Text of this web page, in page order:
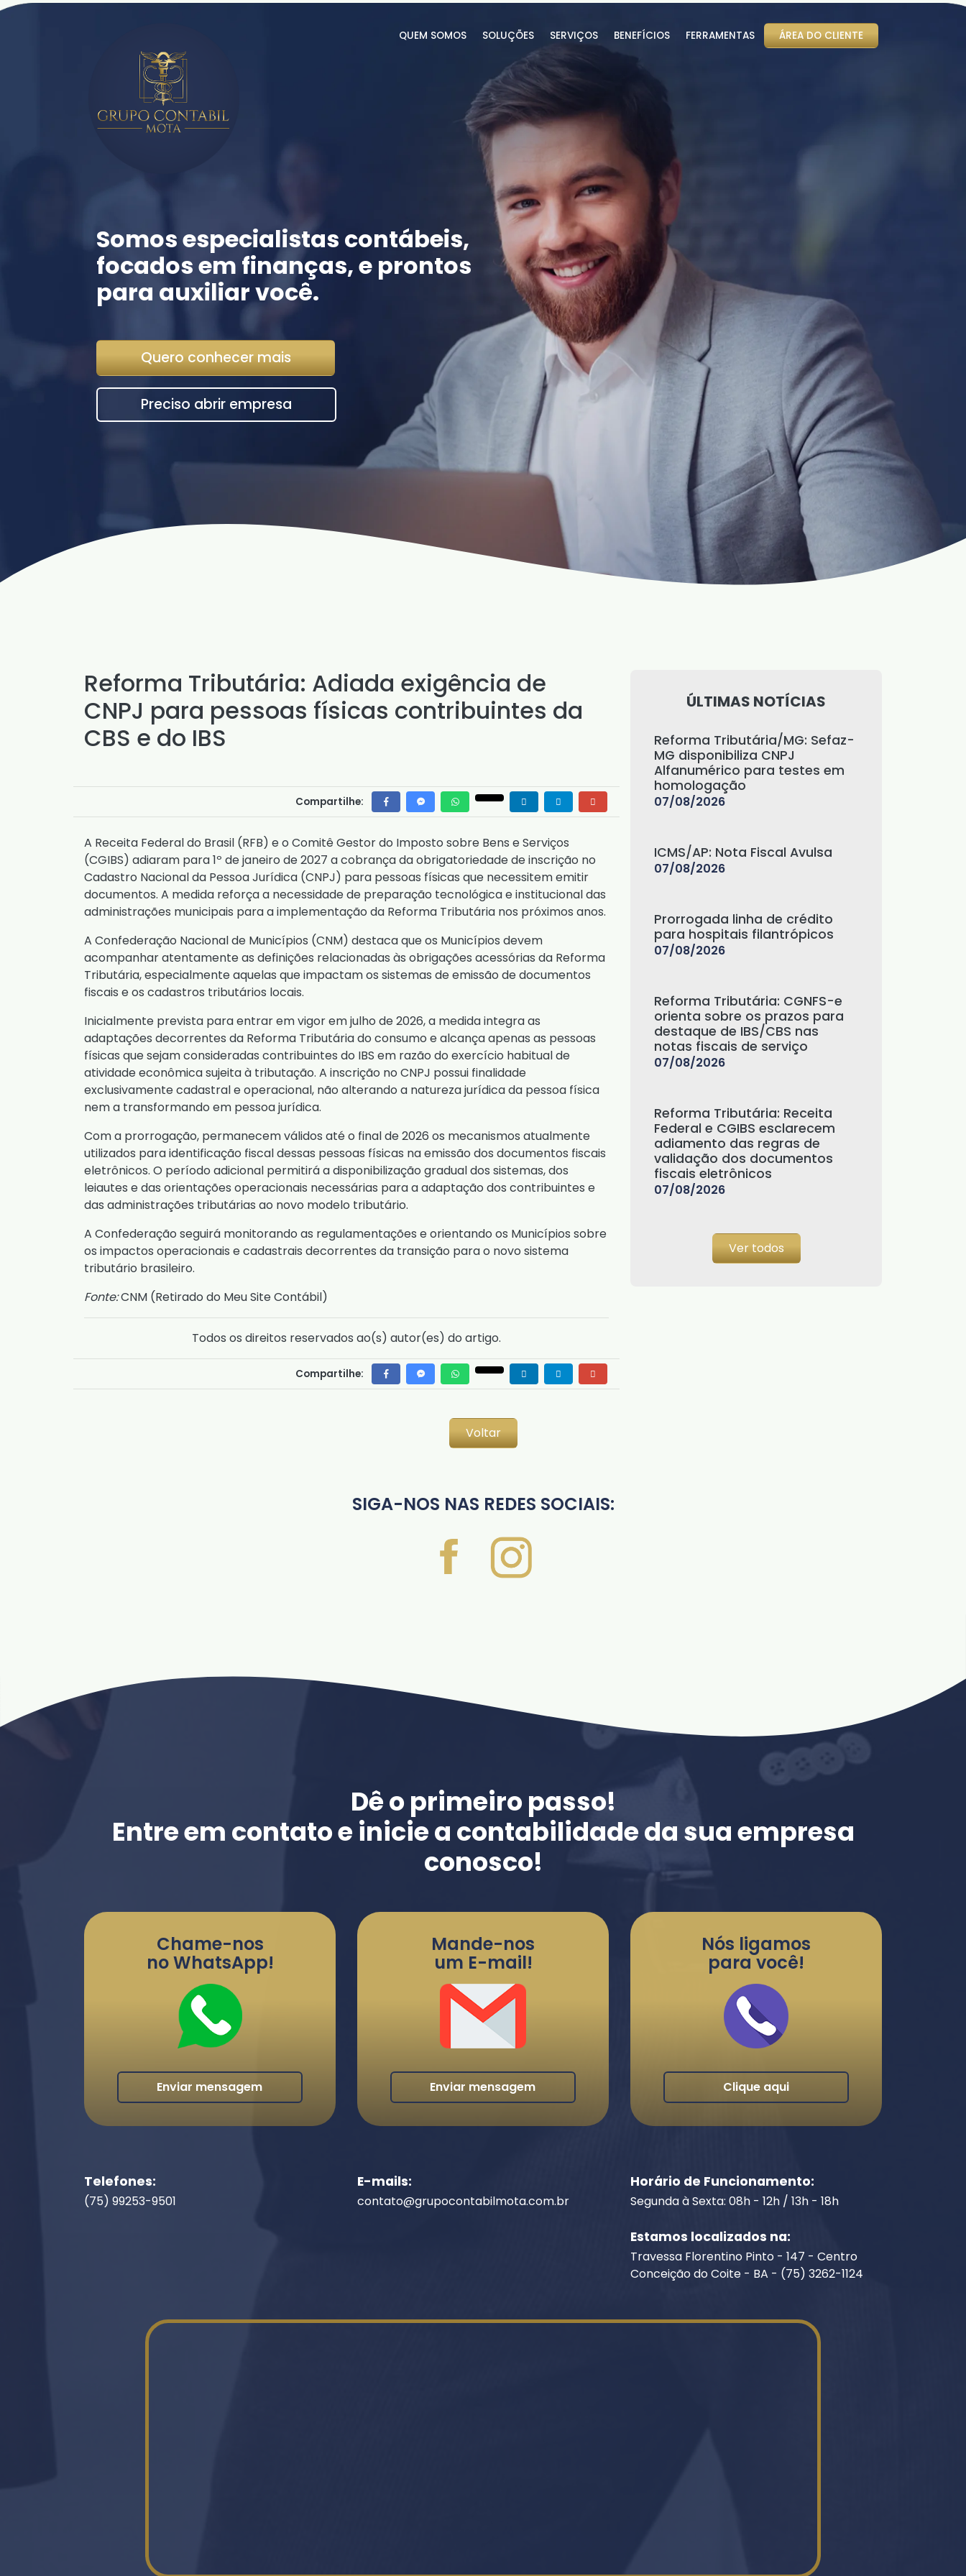
QUEM SOMOS SOLUÇÕES SERVIÇOS BENEFÍCIOS FERRAMENTAS ÁREA DO CLIENTE
Somos especialistas contábeis,
focados em finanças, e prontos
para auxiliar você.
Quero conhecer mais
Preciso abrir empresa
Reforma Tributária: Adiada exigência de
CNPJ para pessoas físicas contribuintes da
CBS e do IBS
Compartilhe:
A Receita Federal do Brasil (RFB) e o Comitê Gestor do Imposto sobre Bens e Serviços
(CGIBS) adiaram para 1º de janeiro de 2027 a cobrança da obrigatoriedade de inscrição no
Cadastro Nacional da Pessoa Jurídica (CNPJ) para pessoas físicas que necessitem emitir
documentos. A medida reforça a necessidade de preparação tecnológica e institucional das
administrações municipais para a implementação da Reforma Tributária nos próximos anos.
A Confederação Nacional de Municípios (CNM) destaca que os Municípios devem
acompanhar atentamente as definições relacionadas às obrigações acessórias da Reforma
Tributária, especialmente aquelas que impactam os sistemas de emissão de documentos
fiscais e os cadastros tributários locais.
Inicialmente prevista para entrar em vigor em julho de 2026, a medida integra as
adaptações decorrentes da Reforma Tributária do consumo e alcança apenas as pessoas
físicas que sejam consideradas contribuintes do IBS em razão do exercício habitual de
atividade econômica sujeita à tributação. A inscrição no CNPJ possui finalidade
exclusivamente cadastral e operacional, não alterando a natureza jurídica da pessoa física
nem a transformando em pessoa jurídica.
Com a prorrogação, permanecem válidos até o final de 2026 os mecanismos atualmente
utilizados para identificação fiscal dessas pessoas físicas na emissão dos documentos fiscais
eletrônicos. O período adicional permitirá a disponibilização gradual dos sistemas, dos
leiautes e das orientações operacionais necessárias para a adaptação dos contribuintes e
das administrações tributárias ao novo modelo tributário.
A Confederação seguirá monitorando as regulamentações e orientando os Municípios sobre
os impactos operacionais e cadastrais decorrentes da transição para o novo sistema
tributário brasileiro.
Fonte:CNM (Retirado do Meu Site Contábil)
Todos os direitos reservados ao(s) autor(es) do artigo.
Compartilhe:
ÚLTIMAS NOTÍCIAS
Reforma Tributária/MG: Sefaz-
MG disponibiliza CNPJ
Alfanumérico para testes em
homologação
07/08/2026
ICMS/AP: Nota Fiscal Avulsa
07/08/2026
Prorrogada linha de crédito
para hospitais filantrópicos
07/08/2026
Reforma Tributária: CGNFS-e
orienta sobre os prazos para
destaque de IBS/CBS nas
notas fiscais de serviço
07/08/2026
Reforma Tributária: Receita
Federal e CGIBS esclarecem
adiamento das regras de
validação dos documentos
fiscais eletrônicos
07/08/2026
Ver todos
Voltar
SIGA-NOS NAS REDES SOCIAIS:
Dê o primeiro passo!
Entre em contato e inicie a contabilidade da sua empresa
conosco!
Chame-nos
no WhatsApp!
Enviar mensagem
Mande-nos
um E-mail!
Enviar mensagem
Nós ligamos
para você!
Clique aqui
Telefones:
(75) 99253-9501
E-mails:
contato@grupocontabilmota.com.br
Horário de Funcionamento:
Segunda à Sexta: 08h - 12h / 13h - 18h
Estamos localizados na:
Travessa Florentino Pinto - 147 - Centro
Conceição do Coite - BA - (75) 3262-1124